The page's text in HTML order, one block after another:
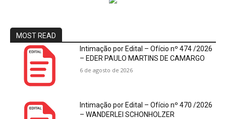
MOST READ
Intimação por Edital – Ofício nº 474 /2026
– EDER PAULO MARTINS DE CAMARGO
6 de agosto de 2026
Intimação por Edital – Ofício nº 470 /2026
– WANDERLEI SCHONHOLZER